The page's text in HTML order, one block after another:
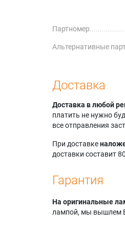
Партномер
Альтернативные
Доставка
Доставка в любой
платить не нужно
все отправления
При доставке
доставки составит
Гарантия
На оригинальные
лампой, мы вышлем